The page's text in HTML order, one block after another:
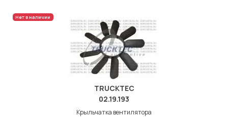
Нет в наличии
TRUCKTEC
02.19.193
Крыльчатка вентилятора